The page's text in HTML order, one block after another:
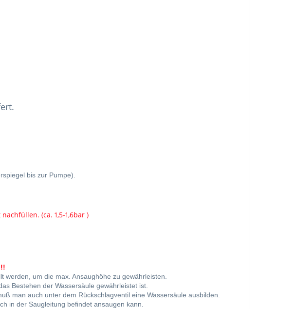
bis zur Pumpe).
(ca. 1,5-1,6bar )
um die max. Ansaughöhe zu gewährleisten.
Bestehen der Wassersäule gewährleistet ist.
man auch unter dem Rückschlagventil eine Wassersäule ausbilden.
in der Saugleitung befindet ansaugen kann.